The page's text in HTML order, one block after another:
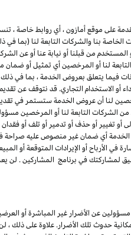
على موقع أمازون ، أي روابط خاصة ،
الخاصة بنا والشركات التابعة لنا (بما
من قبلنا أو نيابة عنا أو عن
لنا أو المرخصين أي تمثيل أو
فيما يتعلق بعروض الخدمة ، بما في ذلك
أو الاستخدام التجاري. قد نتوقف
لنا أن عروض الخدمة ستستمر في
الشركات التابعة لنا أو المرخصين
أو تغيير أو حذف أو تدمير أو تلف أو
أي ضمان غير منصوص عليه صراحة
الأرباح أو الإيرادات المتوقعة أو
عن الأضرار غير المباشرة أو العرضية
حدوث تلك الأضرار. علاوة على ذلك